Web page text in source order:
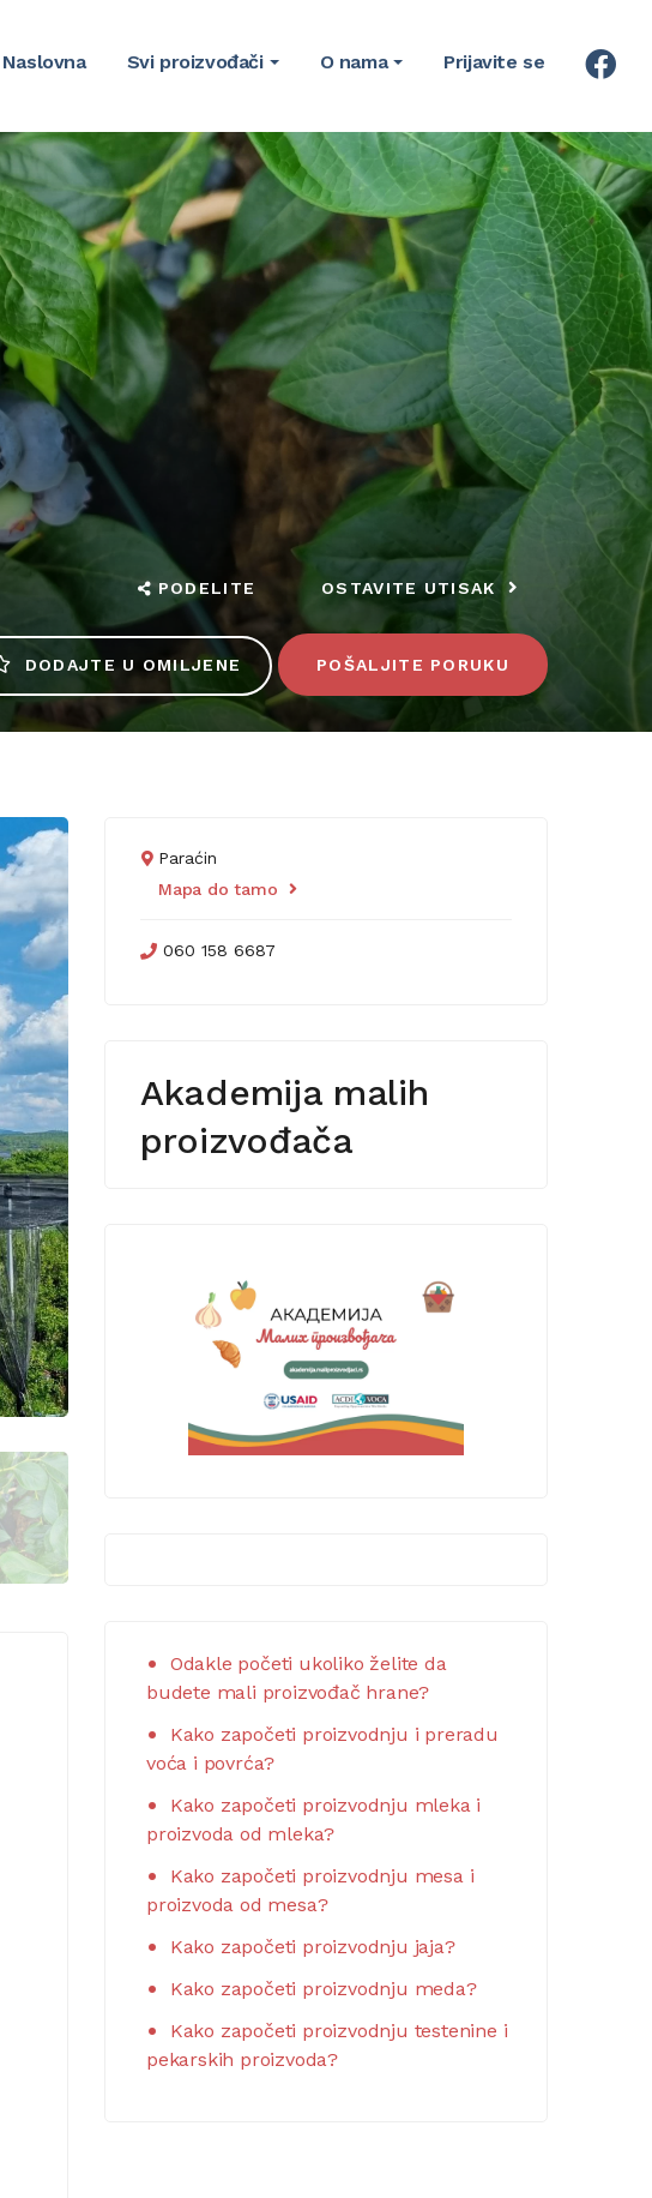
Naslovna Svi proizvođači O nama Prijavite se
PODELITE OSTAVITE UTISAK
DODAJTE U OMILJENE POŠALJITE PORUKU
Paraćin
Mapa do tamo
060 158 6687
Akademija malih
proizvođača
Odakle početi ukoliko želite da
budete mali proizvođač hrane?
Kako započeti proizvodnju i preradu
voća i povrća?
Kako započeti proizvodnju mleka i
proizvoda od mleka?
Kako započeti proizvodnju mesa i
proizvoda od mesa?
Kako započeti proizvodnju jaja?
Kako započeti proizvodnju meda?
Kako započeti proizvodnju testenine i
pekarskih proizvoda?